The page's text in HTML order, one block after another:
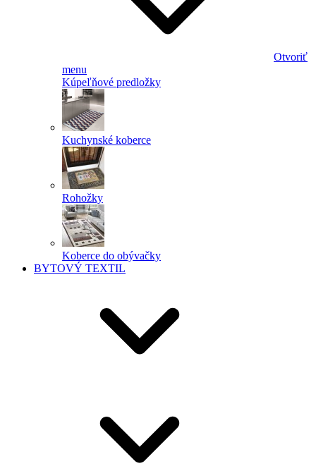
Otvoriť
menu
Kúpeľňové predložky
Kuchynské koberce
Rohožky
Koberce do obývačky
BYTOVÝ TEXTIL